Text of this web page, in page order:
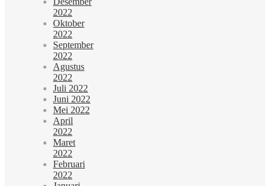
2022
Oktober
2022
September
2022
Agustus
2022
Juli 2022
Juni 2022
Mei 2022
April
2022
Maret
2022
Februari
2022